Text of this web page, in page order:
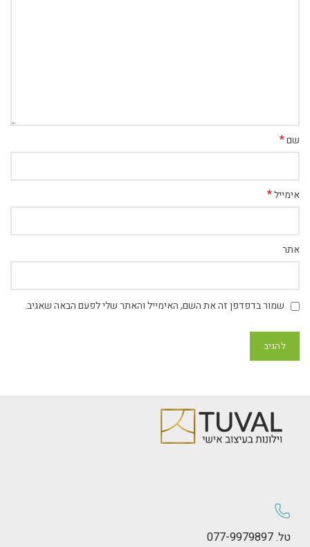
שם*
אימייל*
אתר
שמור בדפדפן זה את השם, האימייל והאתר שלי לפעם הבאה שאגיב.
טל. 077-9979897